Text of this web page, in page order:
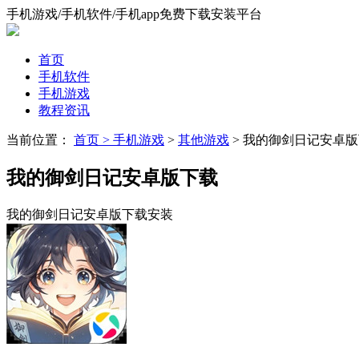
手机游戏/手机软件/手机app免费下载安装平台
首页
手机软件
手机游戏
教程资讯
当前位置： 首页 > 手机游戏 > 其他游戏 > 我的御剑日记安卓
我的御剑日记安卓版下载
我的御剑日记安卓版下载安装